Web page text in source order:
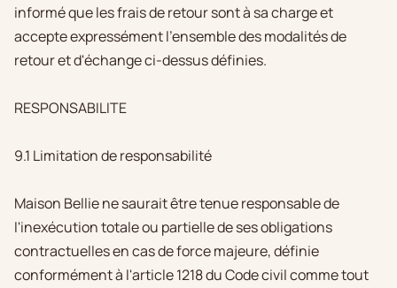
informé que les frais de retour sont à sa charge et
accepte expressément l'ensemble des modalités de
retour et d'échange ci-dessus définies.
RESPONSABILITE
9.1 Limitation de responsabilité
Maison Bellie ne saurait être tenue responsable de
l'inexécution totale ou partielle de ses obligations
contractuelles en cas de force majeure, définie
conformément à l'article 1218 du Code civil comme tout